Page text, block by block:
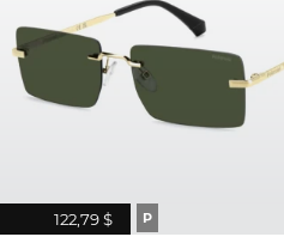
122,79 $ P